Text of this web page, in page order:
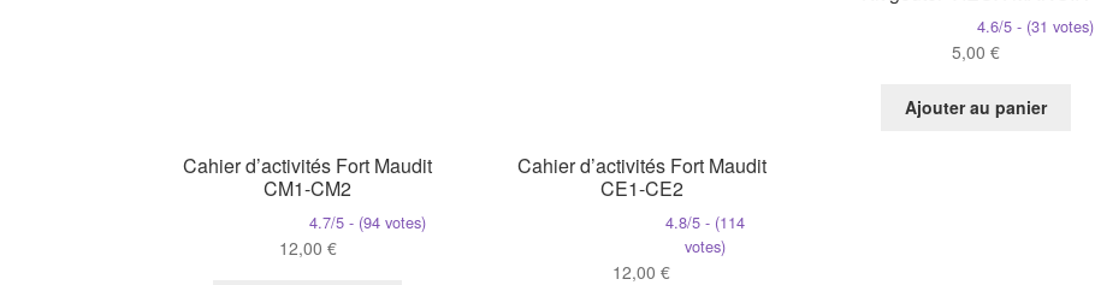
Cahier d’activités Fort Maudit
CM1-CM2
4.7/5 - (94 votes)
12,00 €
Cahier d’activités Fort Maudit
CE1-CE2
4.8/5 - (114
votes)
12,00€
4.6/5 - (31 votes)
5,00 €
Ajouter au panier